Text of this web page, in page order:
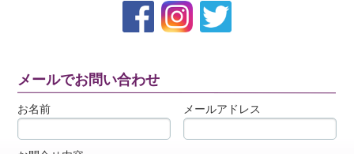
メールでお問い合わせ
お名前 メールアドレス